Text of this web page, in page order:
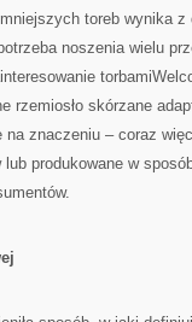
toreb wynika
noszenia wielu
rzemiosło skórzane
znaczeniu – coraz
produkowane w